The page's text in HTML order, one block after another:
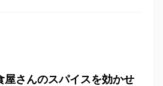
屋さんのスパイスを効かせ